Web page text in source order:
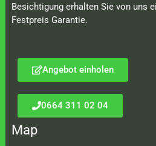
Besichtigung erhalten Sie von uns
Festpreis Garantie.
Angebot einholen
0664 311 02 04
Map